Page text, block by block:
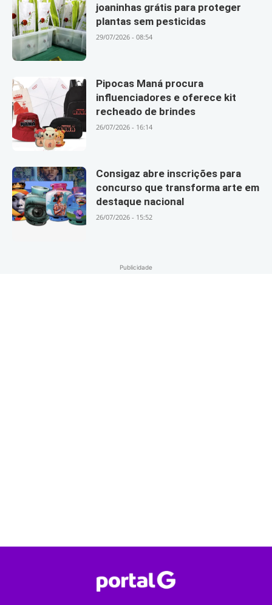
joaninhas grátis para proteger
plantas sem pesticidas
29/07/2026 - 08:54
Pipocas Maná procura
influenciadores e oferece kit
recheado de brindes
26/07/2026 - 16:14
Consigaz abre inscrições para
concurso que transforma arte em
destaque nacional
26/07/2026 - 15:52
Publicidade